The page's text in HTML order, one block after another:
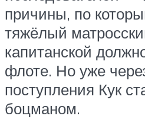
причины, по
тяжёлый
капитанской
флоте. Но уже
поступления Кук
боцманом.